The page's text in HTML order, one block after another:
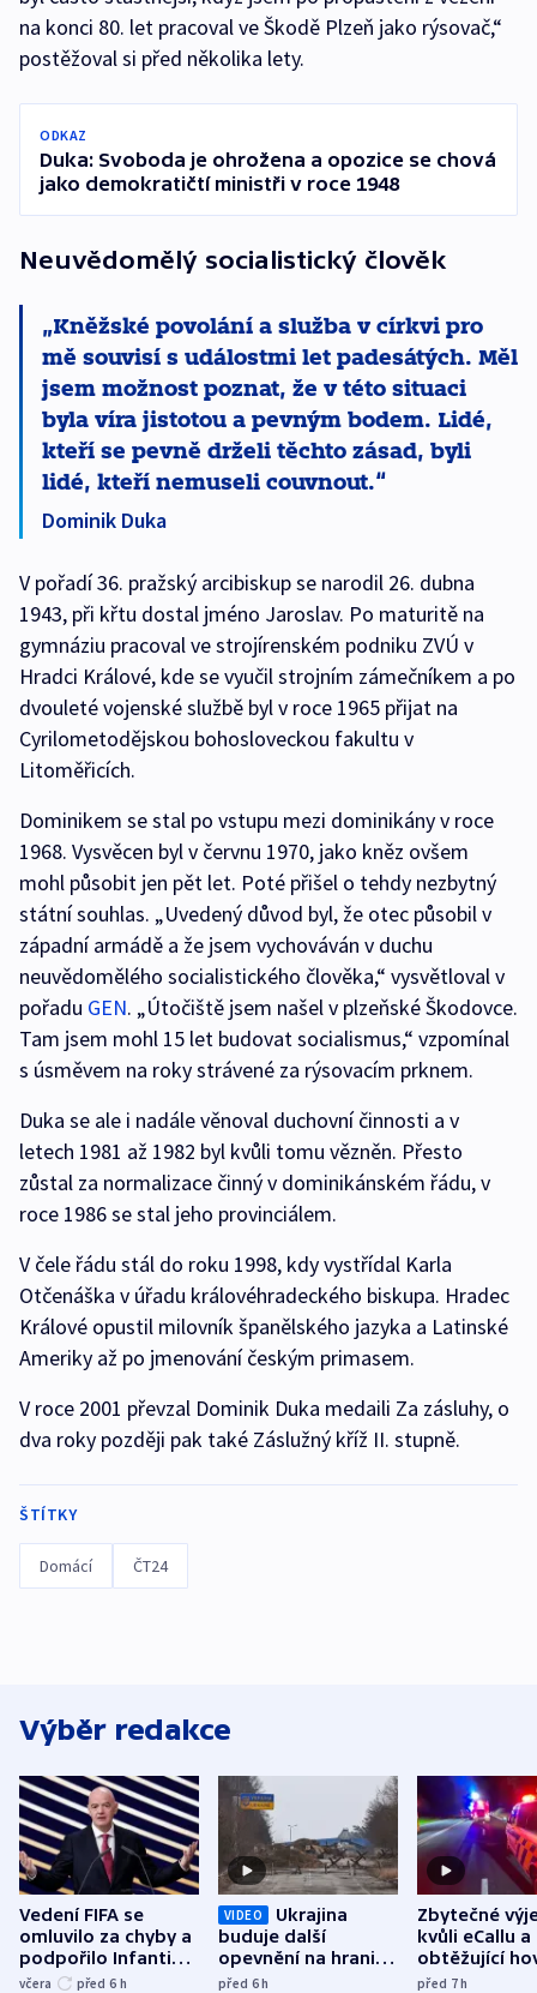
na konci 80. let pracoval ve Škodě Plzeň jako rýsovač,“
postěžoval si před několika lety.
ODKAZ
Duka: Svoboda je ohrožena a opozice se chová
jako demokratičtí ministři v roce 1948
Neuvědomělý socialistický člověk
Kněžské povolání a služba v církvi pro
mě souvisí s událostmi let padesátých. Měl
jsem možnost poznat, že v této situaci
byla víra jistotou a pevným bodem. Lidé,
kteří se pevně drželi těchto zásad, byli
lidé, kteří nemuseli couvnout.
Dominik Duka
V pořadí 36. pražský arcibiskup se narodil 26. dubna
1943, při křtu dostal jméno Jaroslav. Po maturitě na
gymnáziu pracoval ve strojírenském podniku ZVÚ v
Hradci Králové, kde se vyučil strojním zámečníkem a po
dvouleté vojenské službě byl v roce 1965 přijat na
Cyrilometodějskou bohosloveckou fakultu v
Litoměřicích.
Dominikem se stal po vstupu mezi dominikány v roce
1968. Vysvěcen byl v červnu 1970, jako kněz ovšem
mohl působit jen pět let. Poté přišel o tehdy nezbytný
státní souhlas. „Uvedený důvod byl, že otec působil v
západní armádě a že jsem vychováván v duchu
neuvědomělého socialistického člověka,“ vysvětloval v
pořadu GEN. „Útočiště jsem našel v plzeňské Škodovce.
Tam jsem mohl 15 let budovat socialismus,“ vzpomínal
s úsměvem na roky strávené za rýsovacím prknem.
Duka se ale i nadále věnoval duchovní činnosti a v
letech 1981 až 1982 byl kvůli tomu vězněn. Přesto
zůstal za normalizace činný v dominikánském řádu, v
roce 1986 se stal jeho provinciálem.
V čele řádu stál do roku 1998, kdy vystřídal Karla
Otčenáška v úřadu královéhradeckého biskupa. Hradec
Králové opustil milovník španělského jazyka a Latinské
Ameriky až po jmenování českým primasem.
V roce 2001 převzal Dominik Duka medaili Za zásluhy, o
dva roky později pak také Záslužný kříž II. stupně.
ŠTÍTKY
Domácí ČT24
Výběr redakce
Vedení FIFA se
omluvilo za chyby a
podpořilo Infantina.
UEFA trvá na
včera před 6 h
VIDEO
Ukrajina
buduje další
opevnění na hranici
s Běloruskem
před 6h
Zbytečné
kvůli eCallu a
obtěžující
zdržují
před 7h